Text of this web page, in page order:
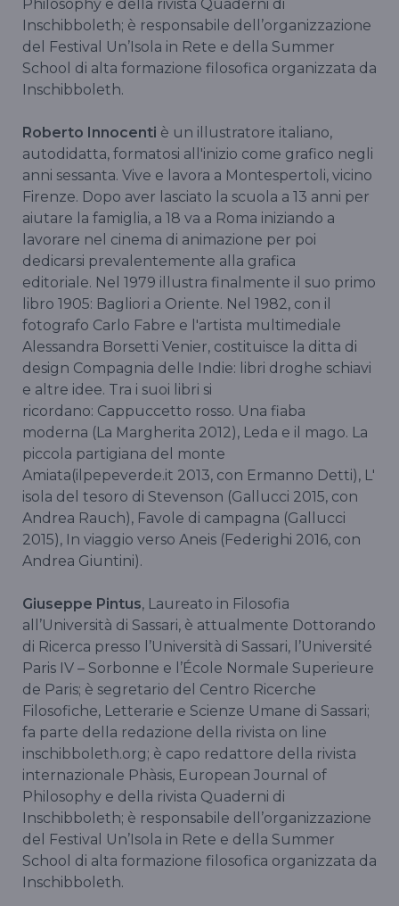
Philosophy e della rivista Quaderni di
Inschibboleth; è responsabile dell’organizzazione
del Festival Un’Isola in Rete e della Summer
School di alta formazione filosofica organizzata da
Inschibboleth.
Roberto Innocenti è un illustratore italiano,
autodidatta, formatosi all'inizio come grafico negli
anni sessanta. Vive e lavora a Montespertoli, vicino
Firenze. Dopo aver lasciato la scuola a 13 anni per
aiutare la famiglia, a 18 va a Roma iniziando a
lavorare nel cinema di animazione per poi
dedicarsi prevalentemente alla grafica
editoriale. Nel 1979 illustra finalmente il suo primo
libro 1905: Bagliori a Oriente. Nel 1982, con il
fotografo Carlo Fabre e l'artista multimediale
Alessandra Borsetti Venier, costituisce la ditta di
design Compagnia delle Indie: libri droghe schiavi
e altre idee. Tra i suoi libri si
ricordano: Cappuccetto rosso. Una fiaba
moderna (La Margherita 2012), Leda e il mago. La
piccola partigiana del monte
Amiata(ilpepeverde.it 2013, con Ermanno Detti), L'
isola del tesoro di Stevenson (Gallucci 2015, con
Andrea Rauch), Favole di campagna (Gallucci
2015), In viaggio verso Aneis (Federighi 2016, con
Andrea Giuntini).
Giuseppe Pintus, Laureato in Filosofia
all’Università di Sassari, è attualmente Dottorando
di Ricerca presso l’Università di Sassari, l’Université
Paris IV – Sorbonne e l’École Normale Superieure
de Paris; è segretario del Centro Ricerche
Filosofiche, Letterarie e Scienze Umane di Sassari;
fa parte della redazione della rivista on line
inschibboleth.org; è capo redattore della rivista
internazionale Phàsis, European Journal of
Philosophy e della rivista Quaderni di
Inschibboleth; è responsabile dell’organizzazione
del Festival Un’Isola in Rete e della Summer
School di alta formazione filosofica organizzata da
Inschibboleth.